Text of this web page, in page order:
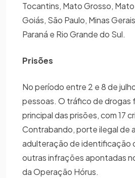
Tocantins, Mato Grosso,
Goiás, São Paulo, Minas
Paraná e Rio Grande do Sul.
Prisões
No período entre 2 e 8 de
pessoas. O tráfico de drogas
principal das prisões, com 17
Contrabando, porte ilegal de
adulteração de identificação
outras infrações apontadas
da Operação Hórus.